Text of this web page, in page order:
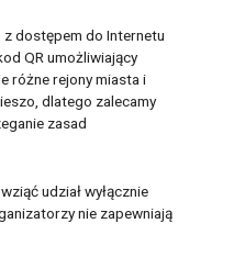
dostępem do Internetu
QR umożliwiający
różne rejony miasta i
dlatego zalecamy
zasad
udział wyłącznie
nie zapewniają